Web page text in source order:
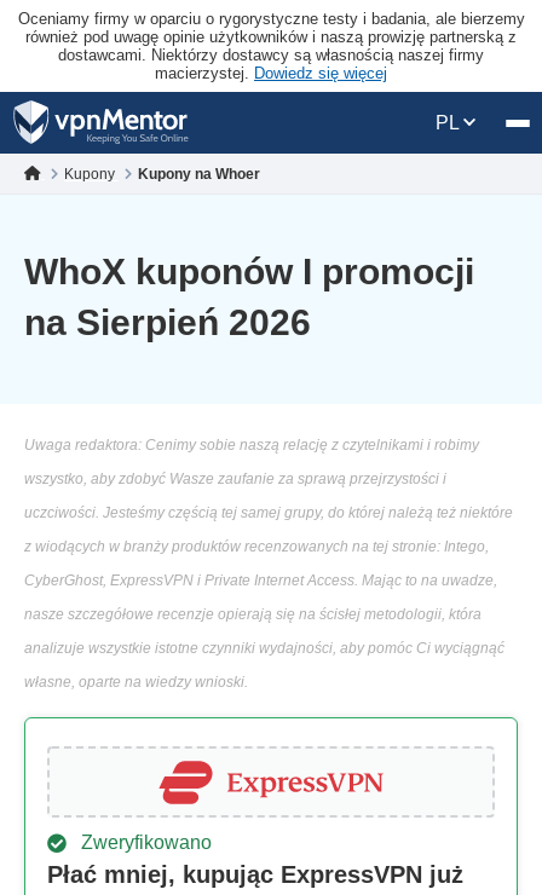
Oceniamy firmy w oparciu o rygorystyczne testy i badania, ale bierzemy
również pod uwagę opinie użytkowników i naszą prowizję partnerską z
dostawcami. Niektórzy dostawcy są własnością naszej firmy
macierzystej. Dowiedz się więcej
PL
Kupony Kupony na Whoer
WhoX kuponów I promocji
na Sierpień 2026
Uwaga redaktora: Cenimy sobie naszą relację z czytelnikami i robimy
wszystko, aby zdobyć Wasze zaufanie za sprawą przejrzystości i
uczciwości. Jesteśmy częścią tej samej grupy, do której należą też niektóre
z wiodących w branży produktów recenzowanych na tej stronie: Intego,
CyberGhost, ExpressVPN i Private Internet Access. Mając to na uwadze,
nasze szczegółowe recenzje opierają się na ścisłej metodologii, która
analizuje wszystkie istotne czynniki wydajności, aby pomóc Ci wyciągnąć
własne, oparte na wiedzy wnioski.
Zweryfikowano
Płać mniej, kupując ExpressVPN już